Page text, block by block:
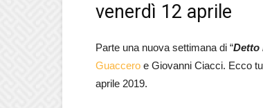
venerdì 12 aprile
Parte una nuova settimana di “Detto
Guaccero e Giovanni Ciacci. Ecco
aprile 2019.